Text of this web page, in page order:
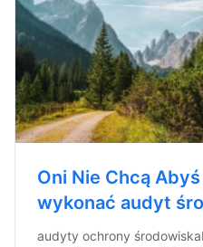
Oni Nie Chcą
wykonać audyt
audyty ochrony